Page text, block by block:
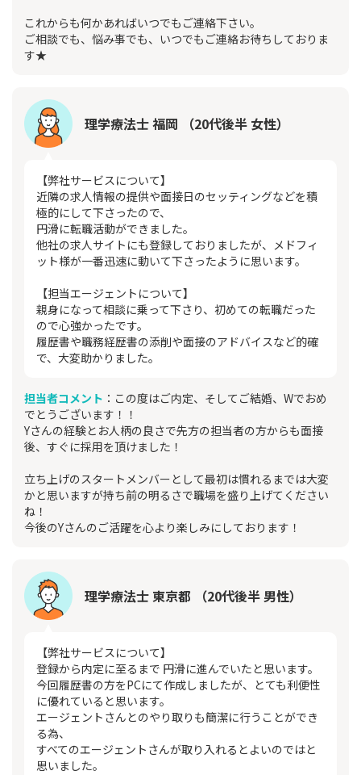
これからも何かあればいつでもご連絡下さい。
ご相談でも、悩み事でも、いつでもご連絡お待ちしておりま
す★
理学療法士 福岡 （20代後半 女性）
【弊社サービスについて】
近隣の求人情報の提供や面接日のセッティングなどを積
極的にして下さったので、
円滑に転職活動ができました。
他社の求人サイトにも登録しておりましたが、メドフィ
ット様が一番迅速に動いて下さったように思います。
【担当エージェントについて】
親身になって相談に乗って下さり、初めての転職だった
ので心強かったです。
履歴書や職務経歴書の添削や面接のアドバイスなど的確
で、大変助かりました。
担当者コメント ：この度はご内定、そしてご結婚、Wでおめ
でとうございます！！
Yさんの経験とお人柄の良さで先方の担当者の方からも面接
後、すぐに採用を頂けました！
立ち上げのスタートメンバーとして最初は慣れるまでは大変
かと思いますが持ち前の明るさで職場を盛り上げてください
ね！
今後のYさんのご活躍を心より楽しみにしております！
理学療法士 東京都 （20代後半 男性）
【弊社サービスについて】
登録から内定に至るまで 円滑に進んでいたと思います。
今回履歴書の方をPCにて作成しましたが、とても利便性
に優れていると思います。
エージェントさんとのやり取りも簡潔に行うことができ
る為、
すべてのエージェントさんが取り入れるとよいのではと
思いました。